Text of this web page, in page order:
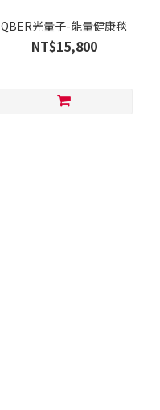
QBER光量子-能量健康毯
NT$15,800